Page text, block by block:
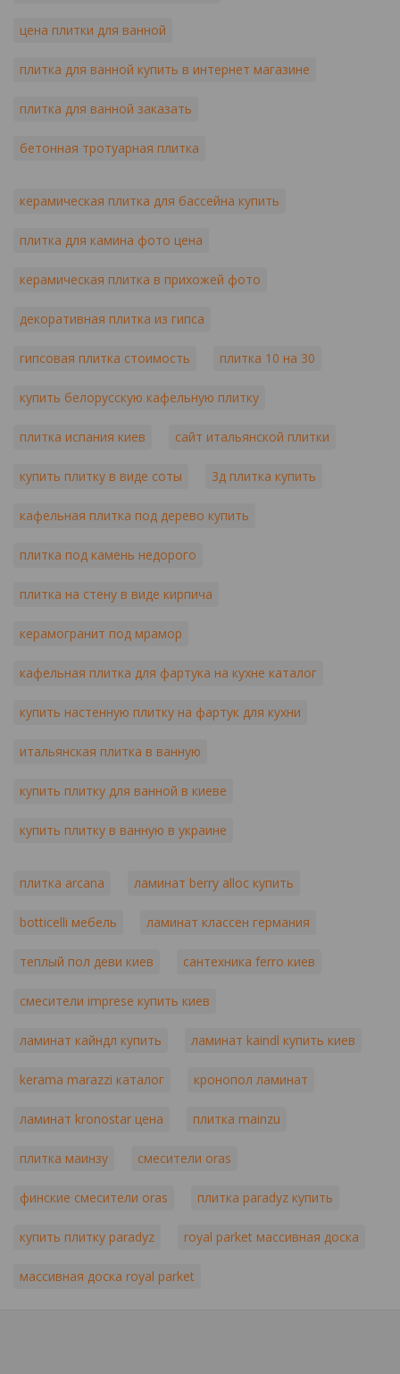
цена плитки для ванной
плитка для ванной купить в интернет магазине
плитка для ванной заказать
бетонная тротуарная плитка
керамическая плитка для бассейна купить
плитка для камина фото цена
керамическая плитка в прихожей фото
декоративная плитка из гипса
гипсовая плитка стоимость плитка 10 на 30
купить белорусскую кафельную плитку
плитка испания киев сайт итальянской плитки
купить плитку в виде соты 3д плитка купить
кафельная плитка под дерево купить
плитка под камень недорого
плитка на стену в виде кирпича
керамогранит под мрамор
кафельная плитка для фартука на кухне каталог
купить настенную плитку на фартук для кухни
итальянская плитка в ванную
купить плитку для ванной в киеве
купить плитку в ванную в украине
плитка arcana ламинат berry alloc купить
botticelli мебель ламинат классен германия
теплый пол деви киев сантехника ferro киев
смесители imprese купить киев
ламинат кайндл купить ламинат kaindl купить киев
kerama marazzi каталог кронопол ламинат
ламинат kronostar цена плитка mainzu
плитка маинзу смесители oras
финские смесители oras плитка paradyz купить
купить плитку paradyz royal parket массивная доска
массивная доска royal parket